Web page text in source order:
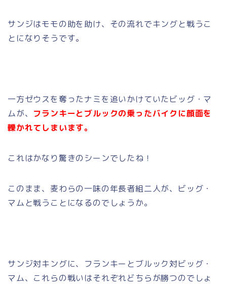
サンジはモモの助を助け、その流れでキングと戦うこ
とになりそうです。
一方ゼウスを奪ったナミを追いかけていたビッグ・マ
ムが、 フランキーとブルックの乗ったバイクに顔面を
轢かれてしまいます。
これはかなり驚きのシーンでしたね！
このまま、麦わらの一味の年長者組二人が、ビッグ・
マムと戦うことになるのでしょうか。
サンジ対キングに、フランキーとブルック対ビッグ・
マム、これらの戦いはそれぞれどちらが勝つのでしょ